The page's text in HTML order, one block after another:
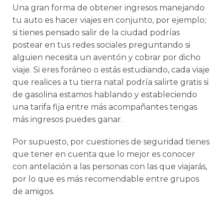
Una gran forma de obtener ingresos manejando
tu auto es hacer viajes en conjunto, por ejemplo;
si tienes pensado salir de la ciudad podrías
postear en tus redes sociales preguntando si
alguien necesita un aventón y cobrar por dicho
viaje. Si eres foráneo o estás estudiando, cada viaje
que realices a tu tierra natal podría salirte gratis si
de gasolina estamos hablando y estableciendo
una tarifa fija entre más acompañantes tengas
más ingresos puedes ganar.
Por supuesto, por cuestiones de seguridad tienes
que tener en cuenta que lo mejor es conocer
con antelación a las personas con las que viajarás,
por lo que es más recomendable entre grupos
de amigos.